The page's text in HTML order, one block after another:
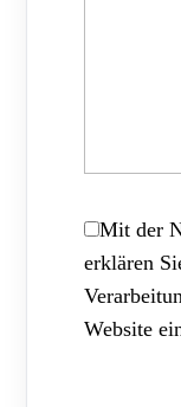
Mit der
erklären
Website